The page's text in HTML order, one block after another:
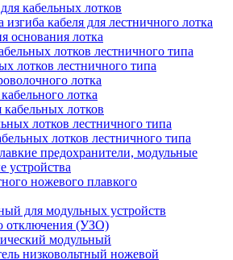
кабельных лотков
кабеля для лестничного лотка
основания лотка
лотков лестничного типа
лотков лестничного типа
лотка
лотка
кабельных лотков
лотков лестничного типа
лотков лестничного типа
предохранители, модульные
устройства
ножевого плавкого
для модульных устройств
отключения (УЗО)
модульный
низковольтный ножевой